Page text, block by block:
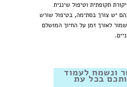
תקופתית וטיפול שיננית
יש צורך בסתימה, בטיפול שורש
לאורך זמן על החיוך המושלם
ונשמח לעמוד
בכל עת